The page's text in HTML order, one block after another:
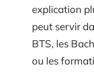
explication
peut servir
BTS, les
ou les